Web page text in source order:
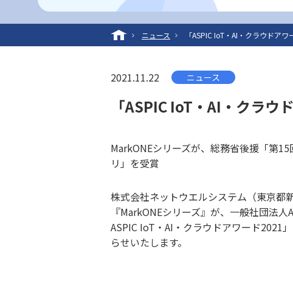
ニュース 「ASPIC IoT・AI・クラウドア
2021.11.22 ニュース
「ASPIC IoT・AI・クラ
MarkONEシリーズが、総務省後援「第
リ」を受賞
株式会社ネットウエルシステム（東京
『MarkONEシリーズ』が、一般社団法
ASPIC IoT・AI・クラウドアワード2021
らせいたします。